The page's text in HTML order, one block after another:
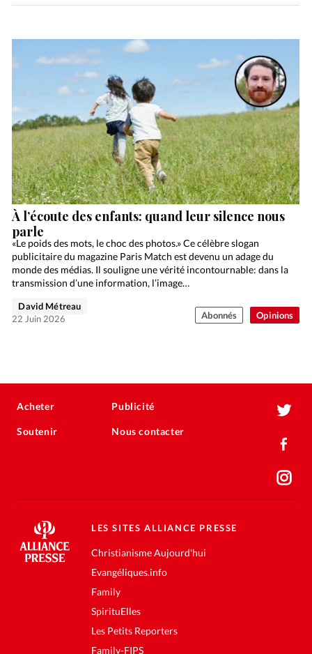
Opinions
À l’écoute des enfants: quand leur silence nous
parle
«Le poids des mots, le choc des photos.» Ce célèbre slogan
publicitaire du magazine Paris Match est devenu un adage du
monde des médias. Il souligne une vérité incontournable: dans la
transmission d’une information, l’image…
David Métreau
22 Juin 2026
Abonnés
Acheter
Soutenir
Publicité
Nous contacter
LES SITES ALLIANCE PRESSE
Christianisme Aujourd'hui
Evangéliques.info
Family
SpirituElles
Les Petits Reporters
Family-FIPS